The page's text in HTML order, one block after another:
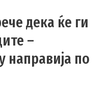
дека ќе ги
–
направија по